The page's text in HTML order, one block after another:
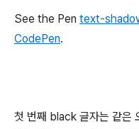
See the Pen text-
CodePen.
첫 번째 black 글자는 같은